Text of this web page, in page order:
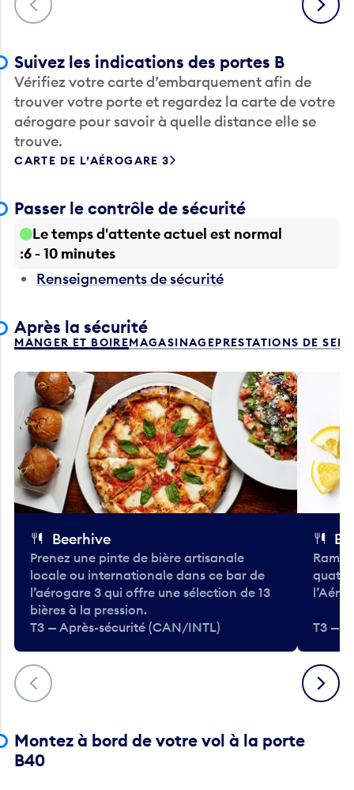
Suivez les indications des portes B
Vérifiez votre carte d’embarquement afin de
trouver votre porte et regardez la carte de votre
aérogare pour savoir à quelle distance elle se
trouve.
CARTE DE L’AÉROGARE 3
Passer le contrôle de sécurité
Le temps d'attente actuel est normal
6 - 10 minutes
Renseignements de sécurité
Après la sécurité
MANGER ET BOIREMAGASINAGEPRESTATIONS DE
Précédent
Beerhive
Prenez une pinte de bière artisanale
locale ou internationale dans ce bar de
l’aérogare 3 qui offre une sélection de 13
bières à la pression.
T3 — Après-sécurité (CAN/INTL)
T3 —
Suivant
Montez à bord de votre vol à la porte
B40